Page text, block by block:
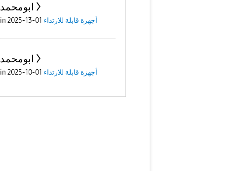
ابومحمد
in أجهزة قابلة للارتداء 01-13-2025
ابومحمد
in أجهزة قابلة للارتداء 01-10-2025